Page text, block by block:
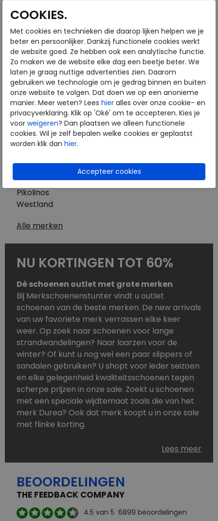
Gabor
Piedi Nudi
Pikolinos
Solidus
Think
Waldlaufer
Westland
Wolky
Herenschoenen
Australian
Birkenstock
Clarks
Mephisto
Pikolinos
Westland
Alle merken
NU KORTINGEN TOT 60%
Dé schoenen outlet met grote merken
Bij Merkschoenenstunter vindt u outlet
schoenen van de beste merken. De new arrivals
van uw favoriete merk verrassen elke keer
weer. Op zoek naar schoenen voor lange
strandwandelingen? Naar laarzen voor de
winter? Of kunt u nog wel een paar slippers of
sandalen gebruiken? U shopt voor ieder seizoen
en elke gelegenheid kwaliteitsschoenen tegen
scherpe prijzen in onze sale. Zoekt u schoenen
met een speciale wijdtemaat zoals die van het
merk Durea? Ook dat merk koopt u in onze sale
met flinke korting.
Schoenen heeft u nooit genoeg. Goedkope
schoenen, maar dus wel van topmerken,
aanbod is zo compleet dat u altijd wel een
passend paar vindt.
Welke schoenmerken vindt u in onze online
Lees meer
BEOORDELINGEN
THE FEEDBACK COMPANY
4.5 van 5 6899 beoordelingen
COOKIES.
Met cookies en technieken die daarop lijken helpen we je
beter en persoonlijker. Dankzij functionele cookies werkt
de website goed. Ze hebben ook een analytische functie.
Zo maken we de website elke dag een beetje beter. We
laten je graag nuttige advertenties zien. Daarom
gebruiken we technologie om je gedrag binnen en buiten
onze website te volgen. Dat doen we op een anonieme
manier. Meer weten? Lees hier alles over onze cookie- en
privacyverklaring. Klik op 'Oké' om te accepteren. Kies je
voor weigeren? Dan plaatsen we alleen functionele
cookies. Wil je zelf bepalen welke cookies er geplaatst
worden klik dan hier.